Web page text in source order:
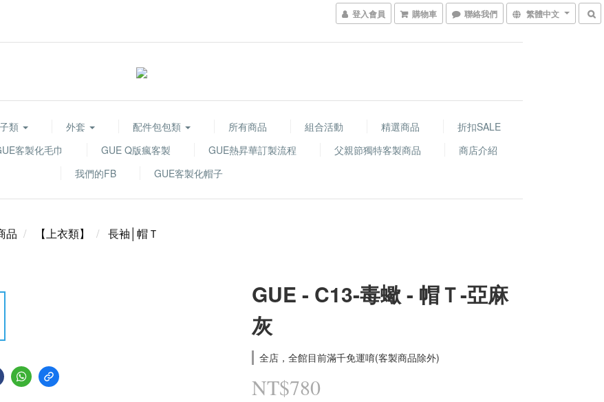
登入會員 購物車 聯絡我們 繁體中文
類 外套 配件包包類 所有商品 組合活動 精選商品
折扣SALE
客製化毛巾 GUE Q版瘋客製 GUE熱昇華訂製流程 父親節獨特客製商品
商店介紹
我們的FB
GUE客製化帽子
品 【上衣類】 長袖│帽Ｔ
GUE - C13-毒蠍 - 帽Ｔ-亞麻
灰
全店，全館目前滿千免運唷(客製商品除外)
NT$780